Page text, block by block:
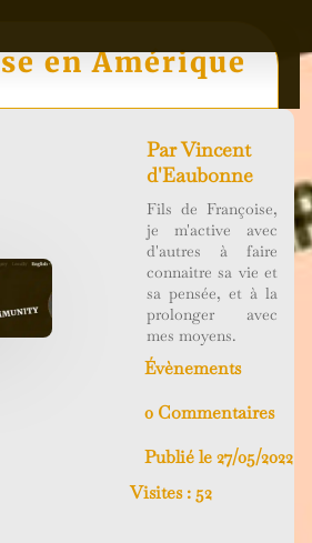
en Amérique
ParVincent
d'Eaubonne
Fils de Françoise,
je m'active avec
d'autres à faire
connaitre sa vie et
sa pensée, et à la
prolonger avec
mes moyens.
Évènements
0 Commentaires
Publié le 27/05/2022
Visites : 52